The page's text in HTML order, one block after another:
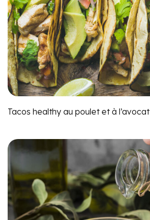
Tacos healthy au poulet et à l’avocat